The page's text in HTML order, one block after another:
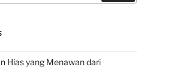
Hias yang Menawan dari